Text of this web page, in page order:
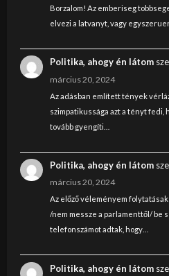
Borzalom! Az emberiseg
elvezi a latvanyt, vagy
Politika, ahogy én látom
március 20, 2024
Az adásban említett tények
szimpatikussága azt a tényt fedi,
tovább gyengíti…
Politika, ahogy én látom
március 20, 2024
Az előző véleményem
/nem messze a parlamenttől/ be
telefonszámot adtak, hogy…
Politika, ahogy én látom